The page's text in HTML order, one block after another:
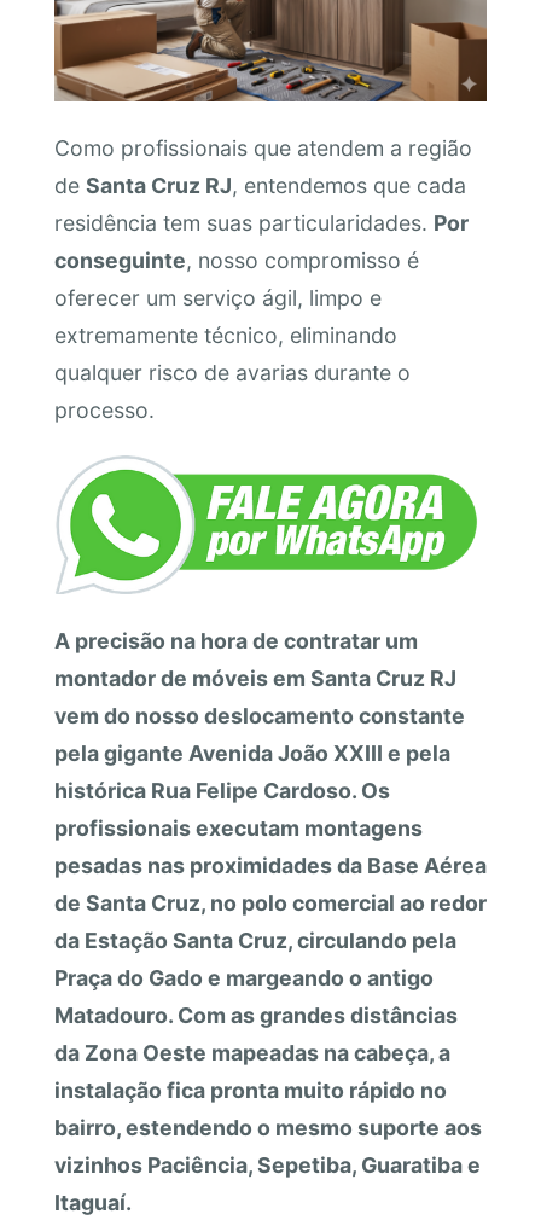
Como profissionais que atendem a região
de Santa Cruz RJ, entendemos que cada
residência tem suas particularidades. Por
conseguinte, nosso compromisso é
oferecer um serviço ágil, limpo e
extremamente técnico, eliminando
qualquer risco de avarias durante o
processo.
A precisão na hora de contratar um
montador de móveis em Santa Cruz RJ
vem do nosso deslocamento constante
pela gigante Avenida João XXIII e pela
histórica Rua Felipe Cardoso. Os
profissionais executam montagens
pesadas nas proximidades da Base Aérea
de Santa Cruz, no polo comercial ao redor
da Estação Santa Cruz, circulando pela
Praça do Gado e margeando o antigo
Matadouro. Com as grandes distâncias
da Zona Oeste mapeadas na cabeça, a
instalação fica pronta muito rápido no
bairro, estendendo o mesmo suporte aos
vizinhos Paciência, Sepetiba, Guaratiba e
Itaguaí.